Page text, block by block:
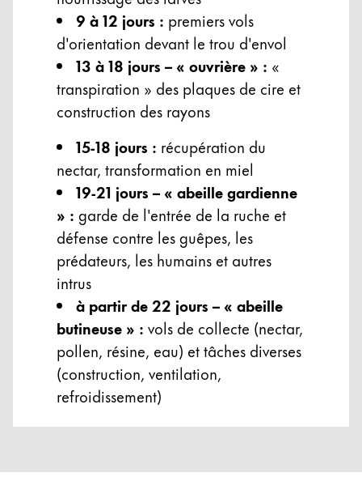
9 à 12 jours : premiers vols
d'orientation devant le trou d'envol
13 à 18 jours – « ouvrière » : «
transpiration » des plaques de cire et
construction des rayons
15-18 jours : récupération du
nectar, transformation en miel
19-21 jours – « abeille gardienne
» : garde de l'entrée de la ruche et
défense contre les guêpes, les
prédateurs, les humains et autres
intrus
à partir de 22 jours – « abeille
butineuse » : vols de collecte (nectar,
pollen, résine, eau) et tâches diverses
(construction, ventilation,
refroidissement)